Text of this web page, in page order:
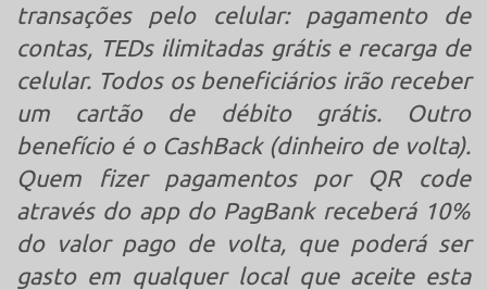
transações pelo celular: pagamento de
contas, TEDs ilimitadas grátis e recarga de
celular. Todos os beneficiários irão receber
um cartão de débito grátis. Outro
benefício é o CashBack (dinheiro de volta).
Quem fizer pagamentos por QR code
através do app do PagBank receberá 10%
do valor pago de volta, que poderá ser
gasto em qualquer local que aceite esta